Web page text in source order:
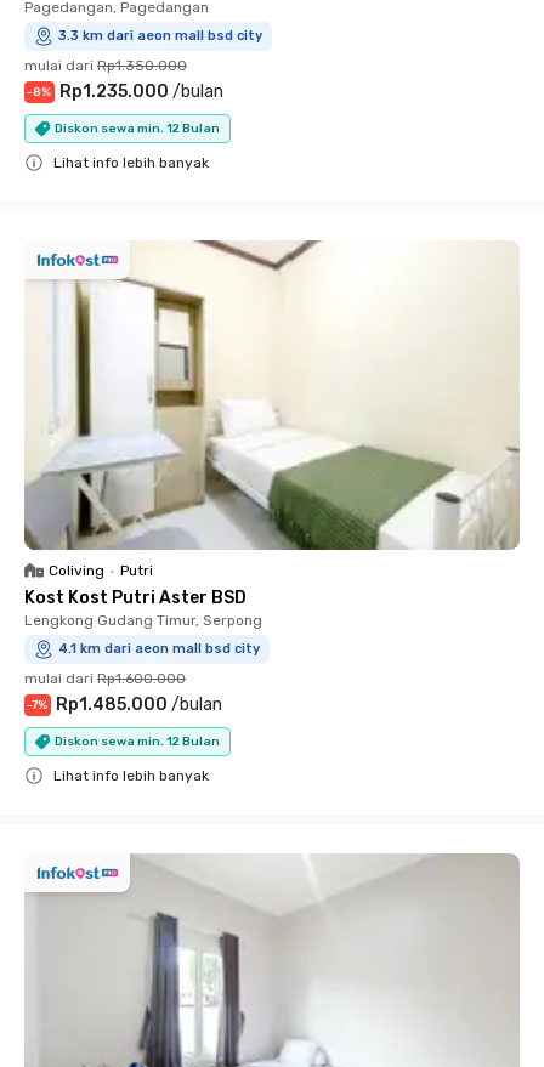
Pagedangan, Pagedangan
3.3 km dari aeon mall bsd city
mulai dari Rp1.350.000
-8% Rp1.235.000 /bulan
Diskon sewa min. 12 Bulan
Lihat info lebih banyak
Coliving • Putri
Kost Kost Putri Aster BSD
Lengkong Gudang Timur, Serpong
4.1 km dari aeon mall bsd city
mulai dari Rp1.600.000
-7% Rp1.485.000 /bulan
Diskon sewa min. 12 Bulan
Lihat info lebih banyak